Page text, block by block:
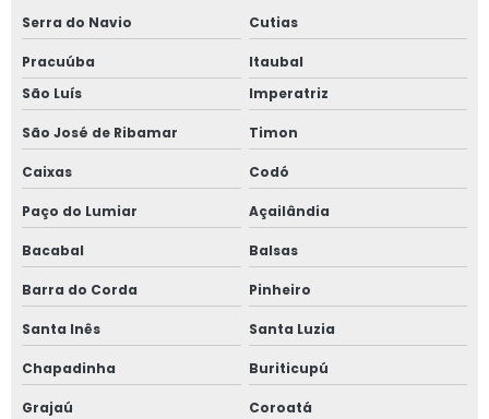
Serra do Navio Cutias
Pracuúba
Itaubal
São Luís
Imperatriz
São José de Ribamar Timon
Caixas Codó
Paço do Lumiar Açailândia
Bacabal Balsas
Barra do Corda Pinheiro
Santa Inês Santa Luzia
Chapadinha Buriticupú
Grajaú Coroatá